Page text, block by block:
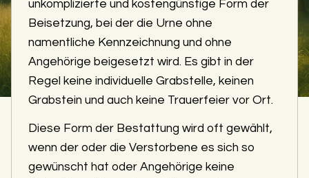
unkomplizierte und kostengünstige Form der
Beisetzung, bei der die Urne ohne
namentliche Kennzeichnung und ohne
Angehörige beigesetzt wird. Es gibt in der
Regel keine individuelle Grabstelle, keinen
Grabstein und auch keine Trauerfeier vor Ort.
Diese Form der Bestattung wird oft gewählt,
wenn der oder die Verstorbene es sich so
gewünscht hat oder Angehörige keine